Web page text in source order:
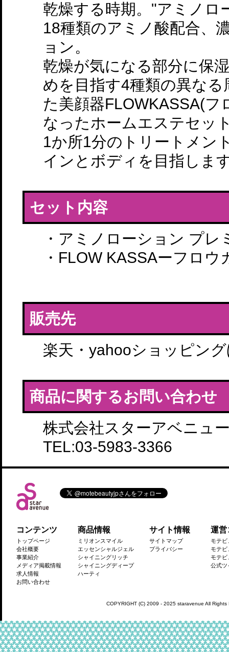
乾燥する時期。"アミノロ
18種類のアミノ酸配合、
ョン。
乾燥が気になる部分に保
めを目指す4種類の異な
た美顔器FLOWKASSA(
なったホームエステセッ
1か所1分のトリートメン
インとボディを目指しま
セット内容
・アミノローション プレ
・FLOW KASSAーフロ
販売先
楽天・yahooショッピン
商品に関するお問い合わせ
株式会社スターアベニュ
TEL:03-5983-3366
コンテンツ
トップページ
会社概要
事業紹介
メディア掲載情報
求人情報
お問い合わせ
商品情報
ミリオンスマイル
エッセンシャルジェル
シャイニングリッチ
シャイニングディープ
ハーティ
サイト情報
サイトマップ
プライバシー
運営
モテビ
モテビ
モテビ
公式ツ
COPYRIGHT (C) 2009 - 2025 staravenue All Rights